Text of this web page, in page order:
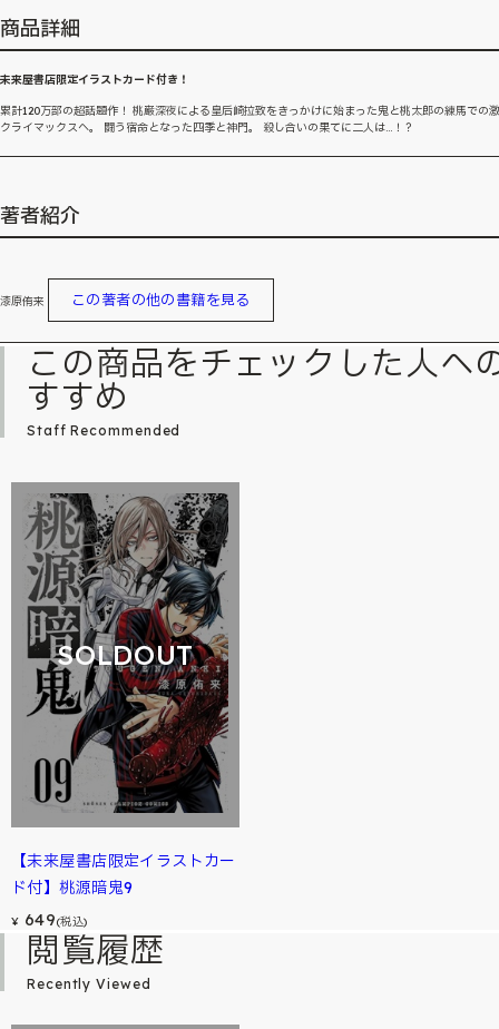
商品詳細
未来屋書店限定イラストカード付き！
累計120万部の超話題作！ 桃巌深夜による皇后崎拉致をきっかけに始まった鬼と桃太郎の練馬での
クライマックスへ。 闘う宿命となった四季と神門。 殺し合いの果てに二人は…！？
著者紹介
漆原侑来 この著者の他の書籍を見る
この商品をチェックした人へ
すすめ
Staff Recommended
SOLDOUT
【未来屋書店限定イラストカー
ド付】桃源暗鬼9
¥ 649(税込)
閲覧履歴
Recently Viewed